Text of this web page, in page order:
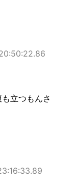
立つもんさ